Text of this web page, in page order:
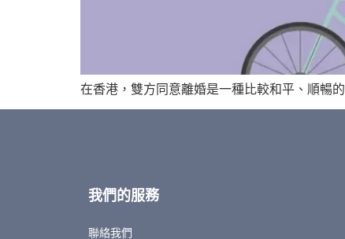
在香港，雙方同意離婚是一種比較和平、順暢
我們的服務
聯絡我們